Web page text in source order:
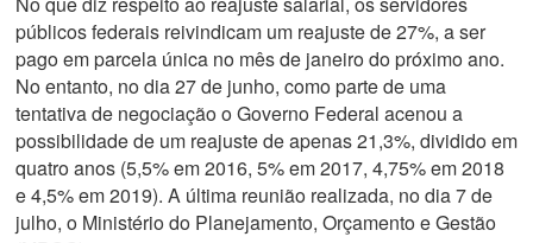
públicos federais reivindicam um reajuste de 27%, a ser
pago em parcela única no mês de janeiro do próximo ano.
No entanto, no dia 27 de junho, como parte de uma
tentativa de negociação o Governo Federal acenou a
possibilidade de um reajuste de apenas 21,3%, dividido em
quatro anos (5,5% em 2016, 5% em 2017, 4,75% em 2018
e 4,5% em 2019). A última reunião realizada, no dia 7 de
julho, o Ministério do Planejamento, Orçamento e Gestão